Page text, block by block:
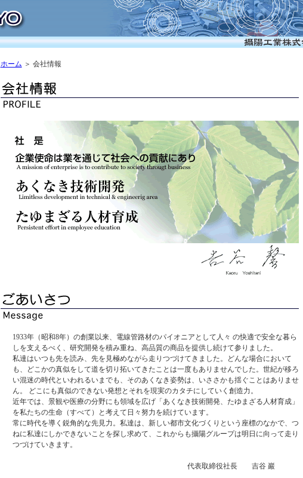
ホーム ＞ 会社情報
1933年（昭和8年）の創業以来、電線管路材のパイオニアとして人々 の快適で安全な暮ら
しを支えるべく、研究開発を積み重ね、高品質の商品を提供し続けて参りました。
私達はいつも先を読み、先を見極めながら走りつづけてきました。どんな場合において
も、どこかの真似をして道を切り拓いてきたことは一度もありませんでした。世紀が移ろ
い混迷の時代といわれるいまでも、そのあくなき姿勢は、いささかも揺ぐことはありませ
ん。 どこにも真似のできない発想とそれを現実のカタチにしていく創造力。
近年では、景観や医療の分野にも領域を広げ「あくなき技術開発、たゆまざる人材育成」
を私たちの生命（すべて）と考えて日々努力を続けています。
常に時代を導く鋭角的な先見力。私達は、新しい都市文化づくりという座標のなかで、つ
ねに私達にしかできないことを探し求めて、これからも攝陽グループは明日に向って走り
つづけていきます。
代表取締役社長 吉谷 巖